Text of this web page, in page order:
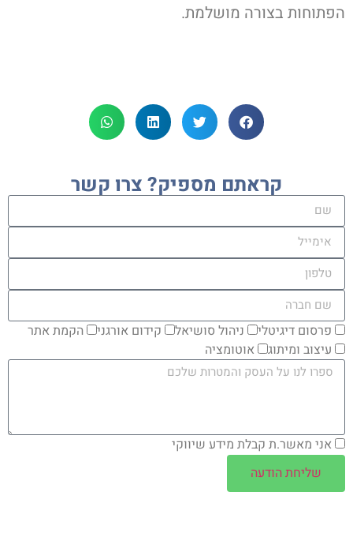
הפתוחות בצורה מושלמת.
קראתם מספיק? צרו קשר
פרסום דיגיטלי ניהול סושיאל קידום אורגני
הקמת אתר
עיצוב ומיתוג
אוטומציה
אני מאשר.ת קבלת מידע שיווקי
שליחת הודעה